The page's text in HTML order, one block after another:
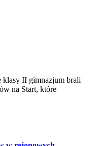
II gimnazjum brali
na Start, które